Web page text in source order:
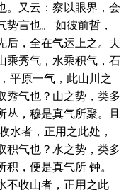
。又云：察以眼界，会
势言也。 如彼前哲，
后，全在气运上之。夫
乘秀气，水乘积气，石
平原一气，此山川之
秀气也？山之势，类多
丛，穆是真气所聚。且
水者，正用之此处，
积气也？水之势，类多
，便是真气所 钟。
不收山者，正用之此